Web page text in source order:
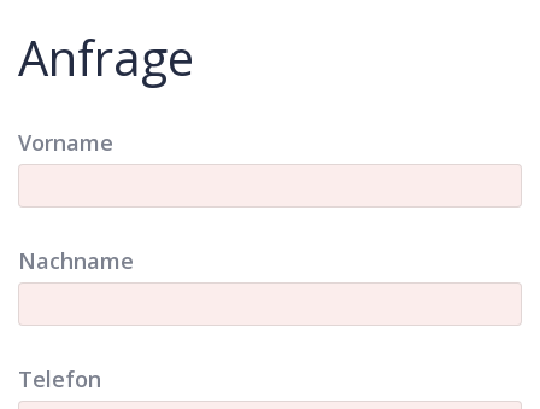
Anfrage
Vorname
Nachname
Telefon